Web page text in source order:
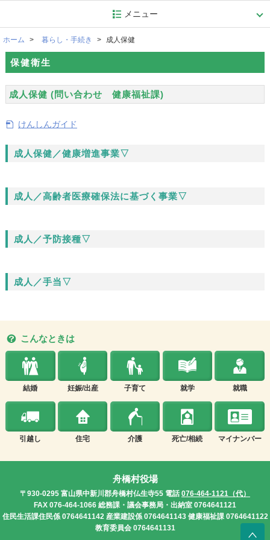
メニュー
ホーム 暮らし・手続き 成人保健
保健衛生
成人保健 (問い合わせ 健康福祉課)
けんしんガイド
成人保健／健康増進事業▽
成人／高齢者医療確保法に基づく事業▽
成人／予防接種▽
成人／手当▽
こんなときは
結婚 妊娠/出産 子育て 就学 就職
引越し 住宅 介護 死亡/相続 マイナンバー
舟橋村役場
〒930-0295 富山県中新川郡舟橋村仏生寺55 電話076-464-1121（代）
FAX 076-464-1066 総務課・議会事務局・出納室 0764641121
住民生活課住民係 0764641142 産業建設係 0764641143 健康福祉課 0764641122
教育委員会 0764641131